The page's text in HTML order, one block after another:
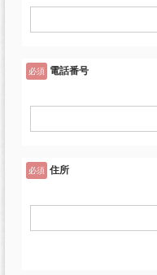
必須 電話番号
必須 住所